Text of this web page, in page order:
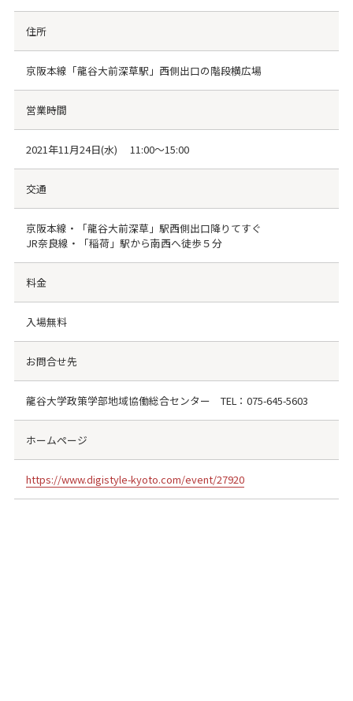
住所
京阪本線「龍谷大前深草駅」西側出口の階段横広場
営業時間
2021年11月24日(水) 11:00～15:00
交通
京阪本線・「龍谷大前深草」駅西側出口降りてすぐ
JR奈良線・「稲荷」駅から南西へ徒歩５分
料金
入場無料
お問合せ先
龍谷大学政策学部地域協働総合センター TEL：075-645-5603
ホームページ
https://www.digistyle-kyoto.com/event/27920